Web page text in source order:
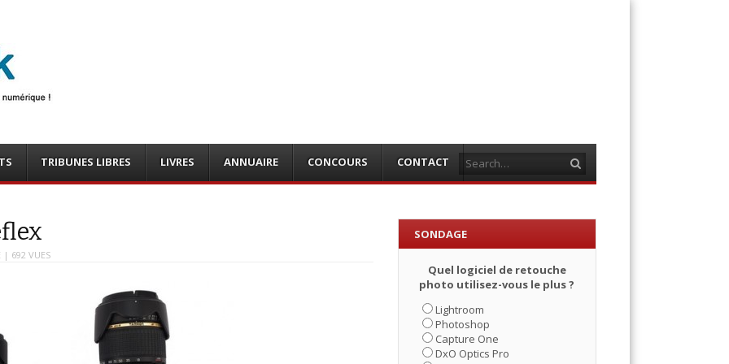
TRIBUNES LIBRES LIVRES ANNUAIRE CONCOURS CONTACT
| 692 VUES
SONDAGE
Quel logiciel de retouche
photo utilisez-vous le plus ?
Lightroom
Photoshop
Capture One
DxO Optics Pro